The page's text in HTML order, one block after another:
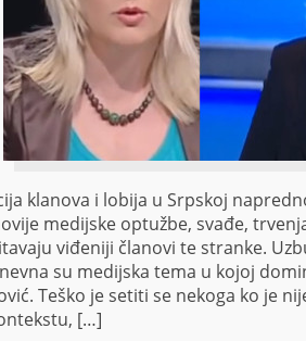
klanova i lobija u Srpskoj
medijske optužbe, svađe,
viđeniji članovi te stranke.
su medijska tema u kojoj
Teško je setiti se nekoga ko je
[…]